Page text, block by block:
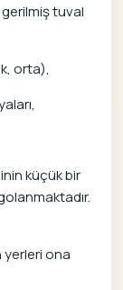
tuval
orta),
küçük bir
yerleri ona